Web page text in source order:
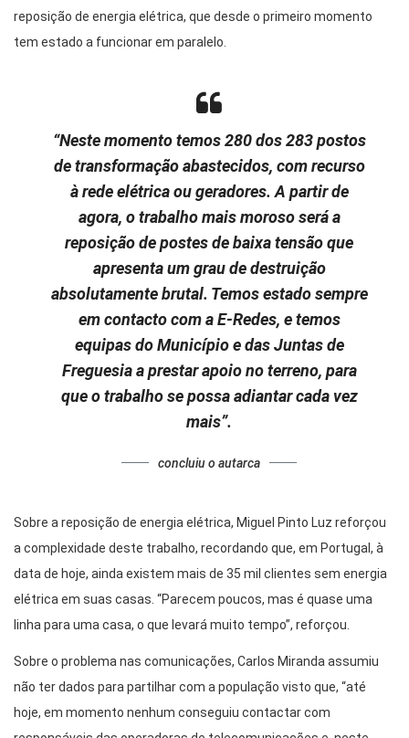
reposição de energia elétrica, que desde o primeiro momento
tem estado a funcionar em paralelo.
“Neste momento temos 280 dos 283 postos
de transformação abastecidos, com recurso
à rede elétrica ou geradores. A partir de
agora, o trabalho mais moroso será a
reposição de postes de baixa tensão que
apresenta um grau de destruição
absolutamente brutal. Temos estado sempre
em contacto com a E-Redes, e temos
equipas do Município e das Juntas de
Freguesia a prestar apoio no terreno, para
que o trabalho se possa adiantar cada vez
mais”.
concluiu o autarca
Sobre a reposição de energia elétrica, Miguel Pinto Luz reforçou
a complexidade deste trabalho, recordando que, em Portugal, à
data de hoje, ainda existem mais de 35 mil clientes sem energia
elétrica em suas casas. “Parecem poucos, mas é quase uma
linha para uma casa, o que levará muito tempo”, reforçou.
Sobre o problema nas comunicações, Carlos Miranda assumiu
não ter dados para partilhar com a população visto que, “até
hoje, em momento nenhum conseguiu contactar com